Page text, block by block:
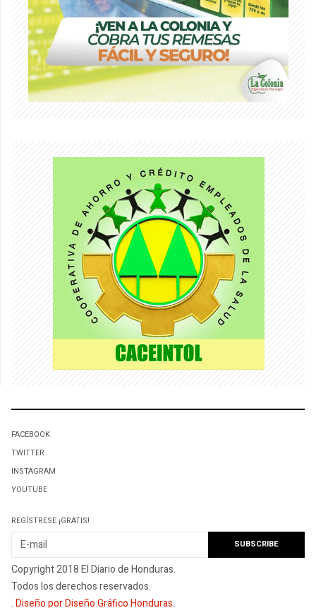
FACEBOOK
TWITTER
INSTAGRAM
YOUTUBE
REGÍSTRESE ¡GRATIS!
Copyright 2018 El Diario de Honduras.
Todos los derechos reservados.
.Diseño por Diseño Gráfico Honduras.